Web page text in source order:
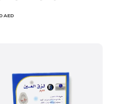
0 AED